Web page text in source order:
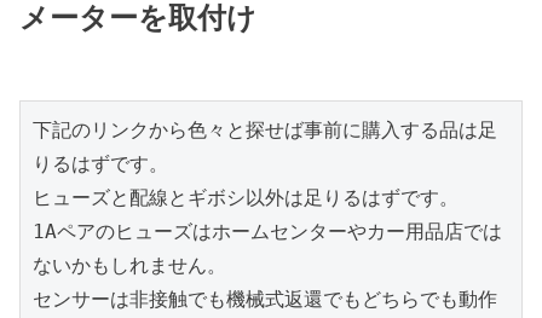
メーターを取付け
下記のリンクから色々と探せば事前に購入する品は足
りるはずです。
ヒューズと配線とギボシ以外は足りるはずです。
1Aペアのヒューズはホームセンターやカー用品店では
ないかもしれません。
センサーは非接触でも機械式返還でもどちらでも動作